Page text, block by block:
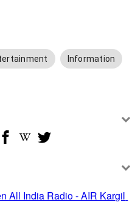
Information
All India Radio - AIR Kargil